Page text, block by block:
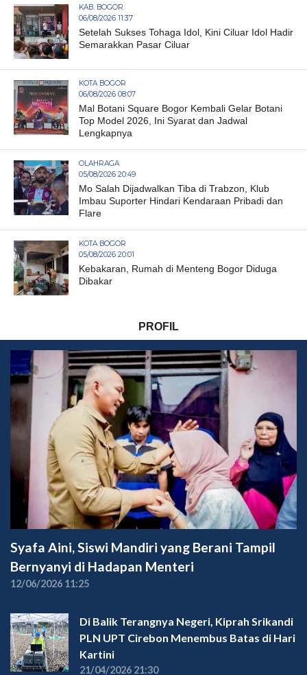
KAB. BOGOR
06/08/2026 11:37
Setelah Sukses Tohaga Idol, Kini Ciluar Idol Hadir
Semarakkan Pasar Ciluar
KOTA BOGOR
06/08/2026 08:07
Mal Botani Square Bogor Kembali Gelar Botani
Top Model 2026, Ini Syarat dan Jadwal
Lengkapnya
OLAHRAGA
05/08/2026 20:49
Mo Salah Dijadwalkan Tiba di Trabzon, Klub
Imbau Suporter Hindari Kendaraan Pribadi dan
Flare
KOTA BOGOR
05/08/2026 20:01
Kebakaran, Rumah di Menteng Bogor Diduga
Dibakar
PROFIL
Syafa Aini, Siswi Mandiri yang Berani Tampil
Bernyanyi di Hadapan Menteri
12/06/2026 11:25
Di Balik Terangnya Negeri, Kiprah Srikandi
PLN UPT Cirebon Menembus Batas di Hari
Kartini
21/04/2026 21:30